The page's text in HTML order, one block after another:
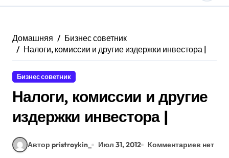
Домашняя
Бизнес советник
Налоги, комиссии и другие издержки инвестора |
Бизнес советник
Налоги, комиссии и другие
издержки инвестора |
Автор pristroykin_ Июл 31, 2012 Комментариев нет